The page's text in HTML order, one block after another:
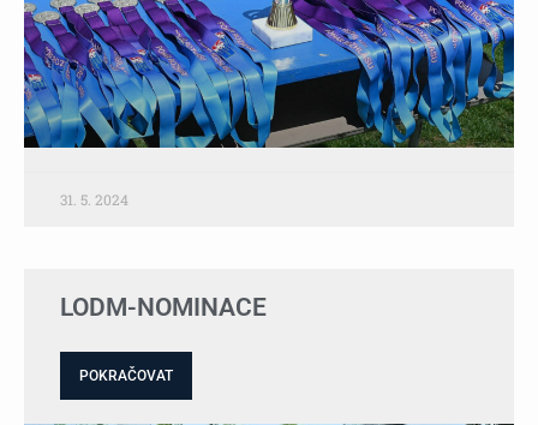
31. 5. 2024
LODM-NOMINACE
POKRAČOVAT